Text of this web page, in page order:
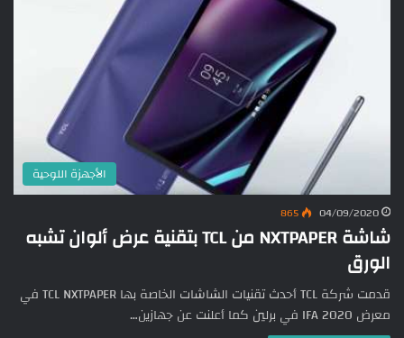
الأجهزة اللوحية
04/09/2020
865
شاشة NXTPAPER من TCL بتقنية عرض ألوان تشبه
الورق
قدمت شركة TCL أحدث تقنيات الشاشات الخاصة بها TCL NXTPAPER في
معرض IFA 2020 في برلين كما أعلنت عن جهازين…